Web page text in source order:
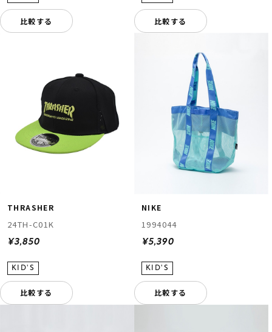
比較する 比較する
THRASHER
24TH-C01K
¥3,850
比較する
NIKE
1994044
¥5,390
比較する